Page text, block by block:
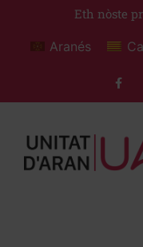
Eth nòste
Aranés